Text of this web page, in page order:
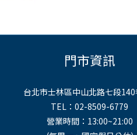
門市資訊
台北市士林區中山北路七段
TEL：02-8509-6779
營業時間：13:00~21:00